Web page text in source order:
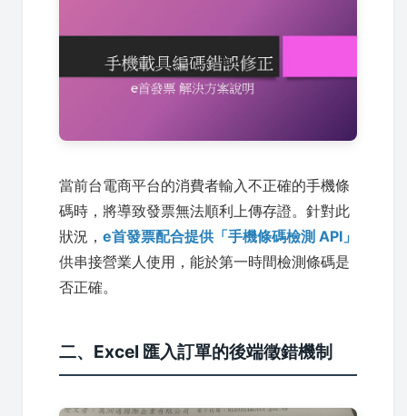
當前台電商平台的消費者輸入不正確的手機條
碼時，將導致發票無法順利上傳存證。針對此
狀況， e首發票配合提供「手機條碼檢測 API」
供串接營業人使用，能於第一時間檢測條碼是
否正確。
二、Excel 匯入訂單的後端徵錯機制